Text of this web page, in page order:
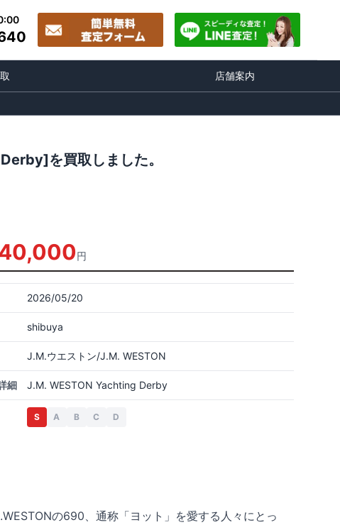
店舗案内
を買取しました。
円
2026/05/20
shibuya
J.M.ウエストン/J.M. WESTON
細 J.M. WESTON Yachting Derby
S A B C D
の690、通称「ヨット」を愛する人々にとっ